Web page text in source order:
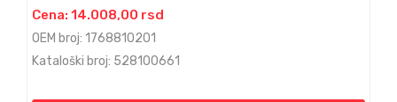
Cena: 14.008,00 rsd
OEM broj: 1768810201
Kataloški broj: 528100661